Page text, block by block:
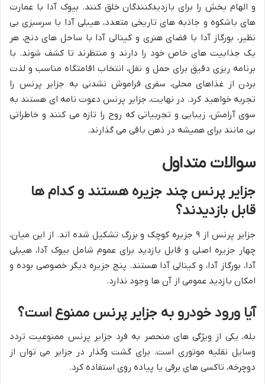
و الهام بخش را برای بازدیدکنندگان خلق کنند. بیوک آدا با عمارت
های باشکوه و جاذبه های تاریخی متعدد، هیبلی آدا با سرسبزی بی
نظیر، بورگاز آدا با فضای هنری و کینالی آدا با ساحل های دنج، هر
یک جذابیت های خاص خود را دارند و منتظرند تا کشف شوند. با
برنامه ریزی دقیق برای حمل و نقل، انتخاب اقامتگاه مناسب و لذت
بردن از غذاهای محلی، سفری فراموش نشدنی به جزایر پرنس را
تجربه خواهید کرد. در نهایت، جزایر پرنس دعوت نامه ای هستند به
سوی آرامش، زیبایی و تجربیاتی که روح را تازه می کنند و خاطراتی
بی مانند برای همیشه در ذهن باقی می گذارند.
سوالات متداول
جزایر پرنس چند جزیره هستند و کدام ها
قابل بازدیدند؟
جزایر پرنس از ۹ جزیره کوچک و بزرگ تشکیل شده اند. از این میان،
چهار جزیره اصلی و قابل بازدید برای عموم شامل بیوک آدا، هیبلی
آدا، بورگاز آدا، و کینالی آدا هستند. پنج جزیره دیگر خصوصی بوده و
امکان بازدید عمومی از آن ها وجود ندارد.
آیا ورود خودرو به جزایر پرنس ممنوع است؟
بله، یکی از ویژگی های منحصر به فرد جزایر پرنس ممنوعیت تردد
وسایل نقلیه موتوری است. برای گشت وگذار در جزایر می توان از
دوچرخه، تاکسی های برقی یا پیاده روی استفاده کرد.